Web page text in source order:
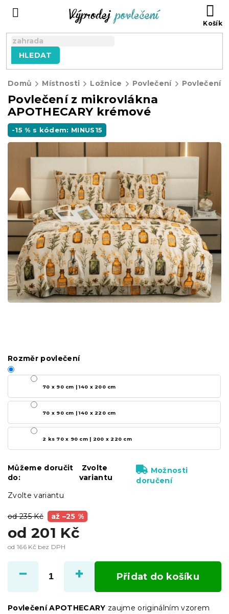
HLEDAT
Domů Místnosti Ložnice Povlečení Povlečení
Povlečení z mikrovlákna
APOTHECARY krémové
-15 % s kódem: MINUS15
od 235 Kč až –25 %
od 201 Kč
od 166 Kč bez DPH
cena:
Zvolte variantu
Rozměr povlečení
70 x 90 cm | 140 x 200 cm
70 x 90 cm | 140 x 220 cm
2 ks 70 x 90 cm | 200 x 220 cm
Můžeme doručit
do:
Zvolte
variantu
Možnosti
doručení
Přidat do košíku
Povlečení APOTHECARY zaujme originálním vzorem